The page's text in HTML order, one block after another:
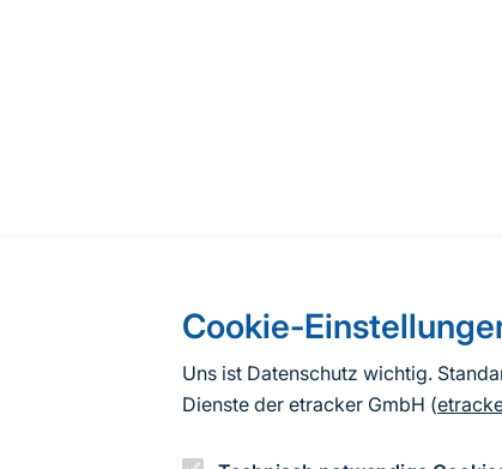
Cookie-
Uns ist Datenschutz wichtig.
Dienste der etracker GmbH (